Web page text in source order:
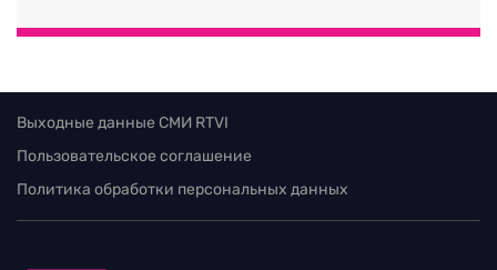
Выходные данные СМИ RTVI
Пользовательское соглашение
Политика обработки персональных данных